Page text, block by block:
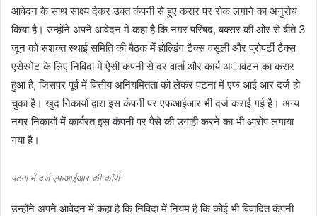
आवेदन के साथ साक्ष्य देकर उक्त कंपनी से हुए करार पर रोक लगाने का अनुरोध
किया है। उन्होंने अपने आवेदन में कहा है कि नगर परिषद, बक्सर की ओर से बीते 3
जून को सशक्त स्थाई समिति की बैठक में होल्डिंग टैक्स वसूली और प्रोपर्टी टैक्स
एसेस्मेंट के लिए निविदा में ऐसी कंपनी से दर वार्ता और कार्य अावंटन का करार
हुआ है, जिसपर पूर्व में वित्तीय अनियमितता को लेकर पटना में एफ आई आर दर्ज हो
चुका है। खुद निकायों द्वारा इस कंपनी पर एफआईआर भी दर्ज कराई गई है। अन्य
नगर निकायों में कार्यरत इस कंपनी पर पैसे की उगाही करने का भी आरोप लगाया
गया है।
पटना में दर्ज एफआईआर की कॉपी
उन्होंने अपने आवेदन में कहा है कि निविदा में नियम है कि कोई भी विवादित कंपनी